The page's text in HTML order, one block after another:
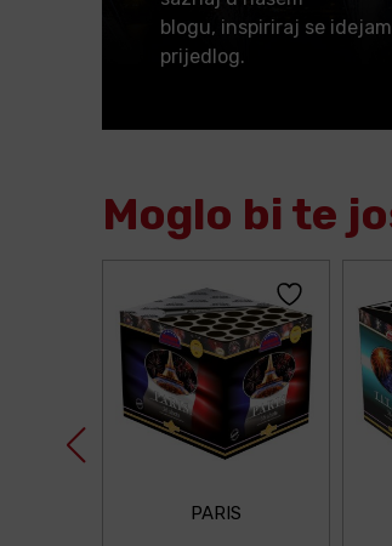
blogu, inspiriraj se
prijedlog.
Moglo bi te
PARIS